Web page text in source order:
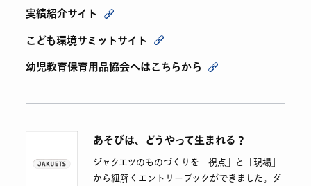
実績紹介サイト
こども環境サミットサイト
幼児教育保育用品協会へはこちらから
あそびは、どうやって生まれる？
ジャクエツのものづくりを「視点」と「現場」
から紐解くエントリーブックができました。ダ